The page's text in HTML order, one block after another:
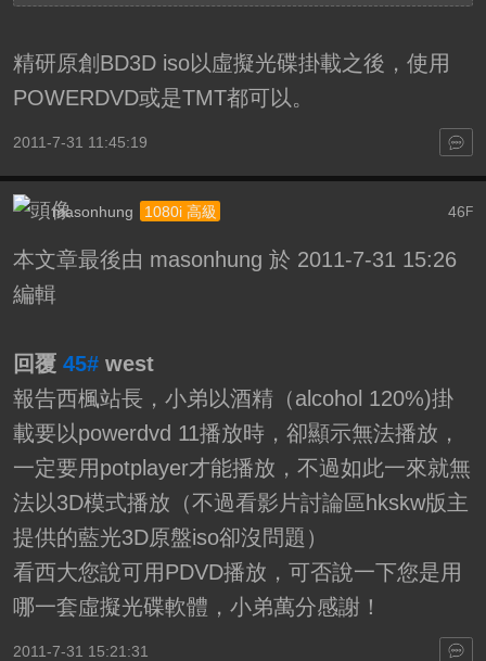
精研原創BD3D iso以虛擬光碟掛載之後，使用
POWERDVD或是TMT都可以。
2011-7-31 11:45:19
46 F
masonhung 1080i 高級
本文章最後由 masonhung 於 2011-7-31 15:26
編輯
回覆 45# west
報告西楓站長，小弟以酒精（alcohol 120%)掛
載要以powerdvd 11播放時，卻顯示無法播放，
一定要用potplayer才能播放，不過如此一來就無
法以3D模式播放（不過看影片討論區hkskw版主
提供的藍光3D原盤iso卻沒問題）
看西大您說可用PDVD播放，可否說一下您是用
哪一套虛擬光碟軟體，小弟萬分感謝！
2011-7-31 15:21:31